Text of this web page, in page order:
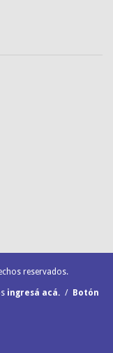
reservados.
ingresá acá. / Botón